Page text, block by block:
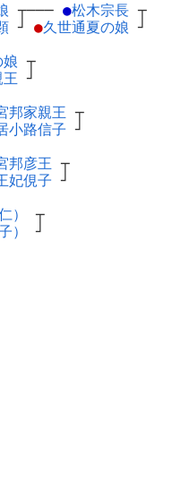
┬
┘
─── ●松木宗長 ┬
●久世通夏の娘 ┘
┬
┘
邦家親王 ┬
小路信子 ┘
邦彦王 ┬
妃俔子 ┘
）
┬
） ┘